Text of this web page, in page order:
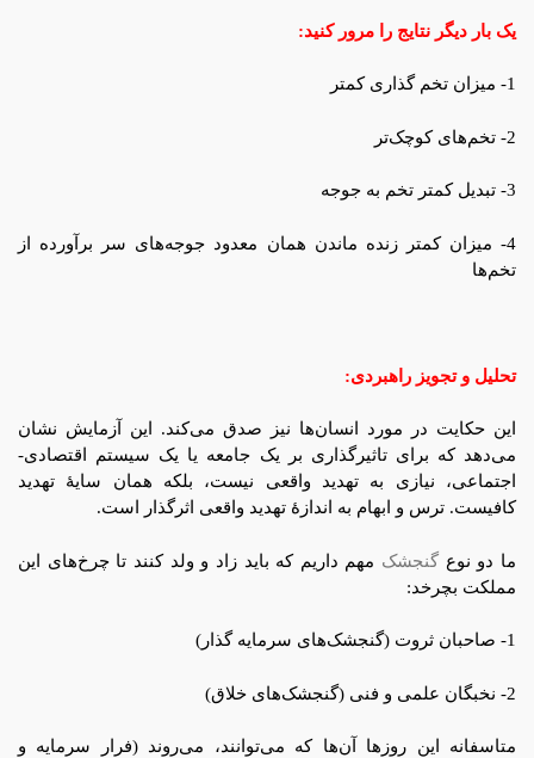
یک بار دیگر نتایج را مرور کنید:
1- میزان تخم گذاری کمتر
2- تخم‌های کوچک‌تر
3- تبدیل کمتر تخم به جوجه
4- میزان کمتر زنده ماندن همان معدود جوجه‌های سر برآورده از
تخم‌ها
تحلیل و تجویز راهبردی:
این حکایت در مورد انسان‌ها نیز صدق می‌کند. این آزمایش نشان
می‌دهد که برای تاثیرگذاری بر یک جامعه یا یک سیستم اقتصادی-
اجتماعی، نیازی به تهدید واقعی نیست، بلکه همان سایۀ تهدید
کافیست. ترس و ابهام به اندازۀ تهدید واقعی اثرگذار است.
ما دو نوع گنجشک مهم داریم که باید زاد و ولد کنند تا چرخ‌های این
مملکت بچرخد:
1- صاحبان ثروت (گنجشک‌های سرمایه گذار)
2- نخبگان علمی و فنی (گنجشک‌های خلاق)
متاسفانه این روزها آن‌ها که می‌توانند، می‌روند (فرار سرمایه و